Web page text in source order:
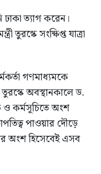
ঢাকা ত্যাগ করেন।
তুরস্কে সংক্ষিপ্ত যাত্রা
গণমাধ্যমকে
অবস্থানকালে ড.
কর্মসূচিতে অংশ
পাওয়ার দৌড়ে
অংশ হিসেবেই এসব